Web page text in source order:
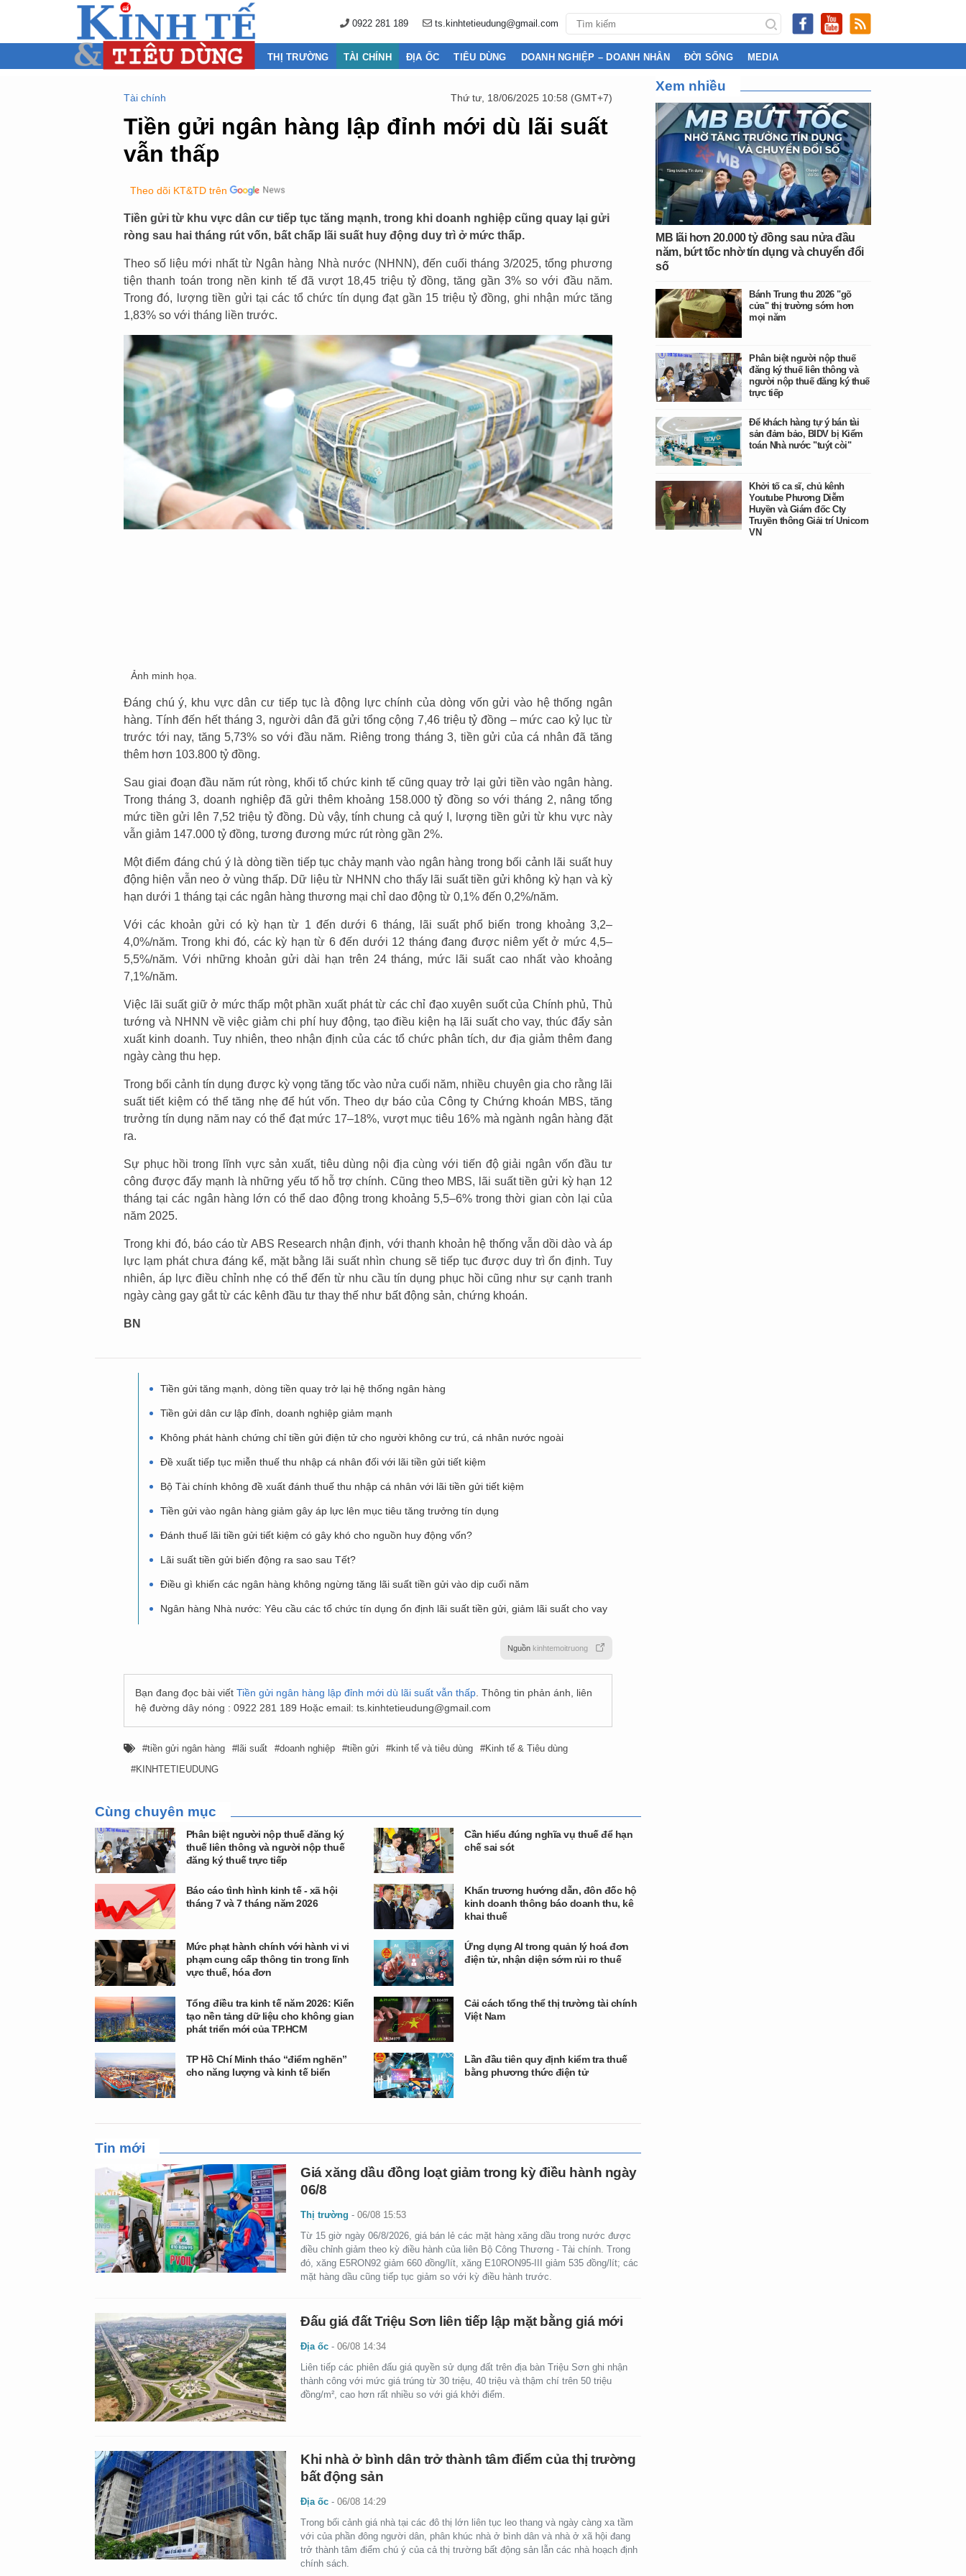
0922 281 189 ts.kinhtetieudung@gmail.com
THỊ TRƯỜNG TÀI CHÍNH ĐỊA ỐC TIÊU DÙNG DOANH NGHIỆP – DOANH NHÂN ĐỜI SỐNG MEDIA
Tài chính Thứ tư, 18/06/2025 10:58 (GMT+7)
Tiền gửi ngân hàng lập đỉnh mới dù lãi suất
vẫn thấp
Theo dõi KT&TD trên
Tiền gửi từ khu vực dân cư tiếp tục tăng mạnh, trong khi doanh nghiệp cũng quay lại gửi
ròng sau hai tháng rút vốn, bất chấp lãi suất huy động duy trì ở mức thấp.
Theo số liệu mới nhất từ Ngân hàng Nhà nước (NHNN), đến cuối tháng 3/2025, tổng phương
tiện thanh toán trong nền kinh tế đã vượt 18,45 triệu tỷ đồng, tăng gần 3% so với đầu năm.
Trong đó, lượng tiền gửi tại các tổ chức tín dụng đạt gần 15 triệu tỷ đồng, ghi nhận mức tăng
1,83% so với tháng liền trước.
Ảnh minh họa.
Đáng chú ý, khu vực dân cư tiếp tục là động lực chính của dòng vốn gửi vào hệ thống ngân
hàng. Tính đến hết tháng 3, người dân đã gửi tổng cộng 7,46 triệu tỷ đồng – mức cao kỷ lục từ
trước tới nay, tăng 5,73% so với đầu năm. Riêng trong tháng 3, tiền gửi của cá nhân đã tăng
thêm hơn 103.800 tỷ đồng.
Sau giai đoạn đầu năm rút ròng, khối tổ chức kinh tế cũng quay trở lại gửi tiền vào ngân hàng.
Trong tháng 3, doanh nghiệp đã gửi thêm khoảng 158.000 tỷ đồng so với tháng 2, nâng tổng
mức tiền gửi lên 7,52 triệu tỷ đồng. Dù vậy, tính chung cả quý I, lượng tiền gửi từ khu vực này
vẫn giảm 147.000 tỷ đồng, tương đương mức rút ròng gần 2%.
Một điểm đáng chú ý là dòng tiền tiếp tục chảy mạnh vào ngân hàng trong bối cảnh lãi suất huy
động hiện vẫn neo ở vùng thấp. Dữ liệu từ NHNN cho thấy lãi suất tiền gửi không kỳ hạn và kỳ
hạn dưới 1 tháng tại các ngân hàng thương mại chỉ dao động từ 0,1% đến 0,2%/năm.
Với các khoản gửi có kỳ hạn từ 1 đến dưới 6 tháng, lãi suất phổ biến trong khoảng 3,2–
4,0%/năm. Trong khi đó, các kỳ hạn từ 6 đến dưới 12 tháng đang được niêm yết ở mức 4,5–
5,5%/năm. Với những khoản gửi dài hạn trên 24 tháng, mức lãi suất cao nhất vào khoảng
7,1%/năm.
Việc lãi suất giữ ở mức thấp một phần xuất phát từ các chỉ đạo xuyên suốt của Chính phủ, Thủ
tướng và NHNN về việc giảm chi phí huy động, tạo điều kiện hạ lãi suất cho vay, thúc đẩy sản
xuất kinh doanh. Tuy nhiên, theo nhận định của các tổ chức phân tích, dư địa giảm thêm đang
ngày càng thu hẹp.
Trong bối cảnh tín dụng được kỳ vọng tăng tốc vào nửa cuối năm, nhiều chuyên gia cho rằng lãi
suất tiết kiệm có thể tăng nhẹ để hút vốn. Theo dự báo của Công ty Chứng khoán MBS, tăng
trưởng tín dụng năm nay có thể đạt mức 17–18%, vượt mục tiêu 16% mà ngành ngân hàng đặt
ra.
Sự phục hồi trong lĩnh vực sản xuất, tiêu dùng nội địa cùng với tiến độ giải ngân vốn đầu tư
công được đẩy mạnh là những yếu tố hỗ trợ chính. Cũng theo MBS, lãi suất tiền gửi kỳ hạn 12
tháng tại các ngân hàng lớn có thể dao động trong khoảng 5,5–6% trong thời gian còn lại của
năm 2025.
Trong khi đó, báo cáo từ ABS Research nhận định, với thanh khoản hệ thống vẫn dồi dào và áp
lực lạm phát chưa đáng kể, mặt bằng lãi suất nhìn chung sẽ tiếp tục được duy trì ổn định. Tuy
nhiên, áp lực điều chỉnh nhẹ có thể đến từ nhu cầu tín dụng phục hồi cũng như sự cạnh tranh
ngày càng gay gắt từ các kênh đầu tư thay thế như bất động sản, chứng khoán.
BN
Tiền gửi tăng mạnh, dòng tiền quay trở lại hệ thống ngân hàng
Tiền gửi dân cư lập đỉnh, doanh nghiệp giảm mạnh
Không phát hành chứng chỉ tiền gửi điện tử cho người không cư trú, cá nhân nước ngoài
Đề xuất tiếp tục miễn thuế thu nhập cá nhân đối với lãi tiền gửi tiết kiệm
Bộ Tài chính không đề xuất đánh thuế thu nhập cá nhân với lãi tiền gửi tiết kiệm
Tiền gửi vào ngân hàng giảm gây áp lực lên mục tiêu tăng trưởng tín dụng
Đánh thuế lãi tiền gửi tiết kiệm có gây khó cho nguồn huy động vốn?
Lãi suất tiền gửi biến động ra sao sau Tết?
Điều gì khiến các ngân hàng không ngừng tăng lãi suất tiền gửi vào dịp cuối năm
Ngân hàng Nhà nước: Yêu cầu các tổ chức tín dụng ổn định lãi suất tiền gửi, giảm lãi suất cho vay
Nguồn kinhtemoitruong
Bạn đang đọc bài viết Tiền gửi ngân hàng lập đỉnh mới dù lãi suất vẫn thấp . Thông tin phản ánh, liên
hệ đường dây nóng : 0922 281 189 Hoặc email: ts.kinhtetieudung@gmail.com
tiền gửi ngân hàng lãi suất doanh nghiệp tiền gửi kinh tế và tiêu dùng
Kinh tế & Tiêu dùng
KINHTETIEUDUNG
Cùng chuyên mục
Phân biệt người nộp thuế đăng ký
thuế liên thông và người nộp thuế
đăng ký thuế trực tiếp
Cần hiểu đúng nghĩa vụ thuế để hạn
chế sai sót
Báo cáo tình hình kinh tế - xã hội
tháng 7 và 7 tháng năm 2026
Khẩn trương hướng dẫn, đôn đốc hộ
kinh doanh thông báo doanh thu, kê
khai thuế
Mức phạt hành chính với hành vi vi
phạm cung cấp thông tin trong lĩnh
vực thuế, hóa đơn
Ứng dụng AI trong quản lý hoá đơn
điện tử, nhận diện sớm rủi ro thuế
Tổng điều tra kinh tế năm 2026: Kiến
tạo nền tảng dữ liệu cho không gian
phát triển mới của TP.HCM
Cải cách tổng thể thị trường tài chính
Việt Nam
TP Hồ Chí Minh tháo “điểm nghẽn”
cho năng lượng và kinh tế biển
Lần đầu tiên quy định kiểm tra thuế
bằng phương thức điện tử
Tin mới
Giá xăng dầu đồng loạt giảm trong kỳ điều hành ngày
06/8
Thị trường -06/08 15:53
Từ 15 giờ ngày 06/8/2026, giá bán lẻ các mặt hàng xăng dầu trong nước được
điều chỉnh giảm theo kỳ điều hành của liên Bộ Công Thương - Tài chính. Trong
đó, xăng E5RON92 giảm 660 đồng/lít, xăng E10RON95-III giảm 535 đồng/lít; các
mặt hàng dầu cũng tiếp tục giảm so với kỳ điều hành trước.
Đấu giá đất Triệu Sơn liên tiếp lập mặt bằng giá mới
Địa ốc -06/08 14:34
Liên tiếp các phiên đấu giá quyền sử dụng đất trên địa bàn Triệu Sơn ghi nhận
thành công với mức giá trúng từ 30 triệu, 40 triệu và thậm chí trên 50 triệu
đồng/m², cao hơn rất nhiều so với giá khởi điểm.
Khi nhà ở bình dân trở thành tâm điểm của thị trường
bất động sản
Địa ốc -06/08 14:29
Trong bối cảnh giá nhà tại các đô thị lớn liên tục leo thang và ngày càng xa tầm
với của phần đông người dân, phân khúc nhà ở bình dân và nhà ở xã hội đang
trở thành tâm điểm chú ý của cả thị trường bất động sản lẫn các nhà hoạch định
chính sách.
Xem nhiều
MB lãi hơn 20.000 tỷ đồng sau nửa đầu
năm, bứt tốc nhờ tín dụng và chuyển đổi
số
Bánh Trung thu 2026 "gõ
cửa" thị trường sớm hơn
mọi năm
Phân biệt người nộp thuế
đăng ký thuế liên thông và
người nộp thuế đăng ký thuế
trực tiếp
Để khách hàng tự ý bán tài
sản đảm bảo, BIDV bị Kiểm
toán Nhà nước "tuýt còi"
Khởi tố ca sĩ, chủ kênh
Youtube Phương Diễm
Huyền và Giám đốc Cty
Truyền thông Giải trí Unicorn
VN